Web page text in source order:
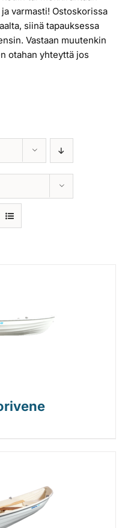
varmasti! Ostoskorissa
siinä tapauksessa
Vastaan muutenkin
otahan yhteyttä jos